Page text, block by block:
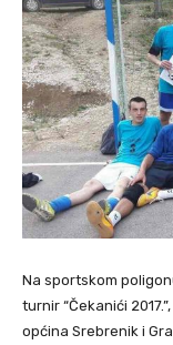
Na sportskom
turnir “Čekanići
općina Srebrenik i